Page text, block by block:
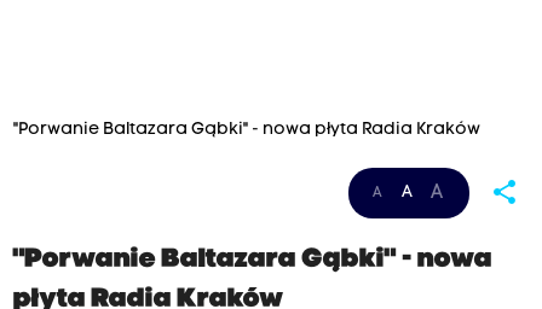
"Porwanie Baltazara Gąbki" - nowa płyta Radia Kraków
A A A share
"Porwanie Baltazara Gąbki" - nowa
płyta Radia Kraków